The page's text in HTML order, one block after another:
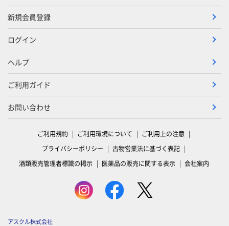
新規会員登録
ログイン
ヘルプ
ご利用ガイド
お問い合わせ
ご利用規約 ご利用環境について
ご利用上の注意
プライバシーポリシー
古物営業法に基づく表記
酒類販売管理者標識の掲示
医薬品の販売に関する表示 会社案内
アスクル株式会社